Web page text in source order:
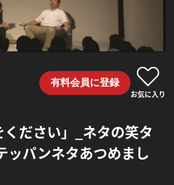
有料会員に登録
お気に入り
ださい」_ネタの笑タ
パンネタあつめまし